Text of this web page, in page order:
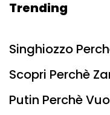
Trending
Singhiozzo
Scopri Perchè
Putin Perchè